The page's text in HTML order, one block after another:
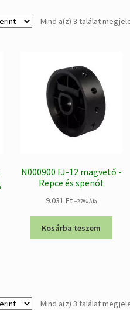
Mind a(z) 3 találat
N000900 FJ-12 magvető -
Repce és spenót
9.031 Ft +27% Áfa
Kosárba teszem
Mind a(z) 3 találat